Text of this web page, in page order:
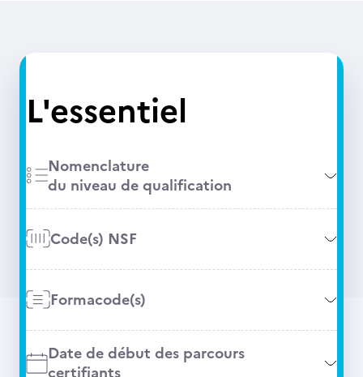
L'essentiel
Nomenclature
du niveau de qualification
Code(s) NSF
Formacode(s)
Date de début des parcours
certifiants